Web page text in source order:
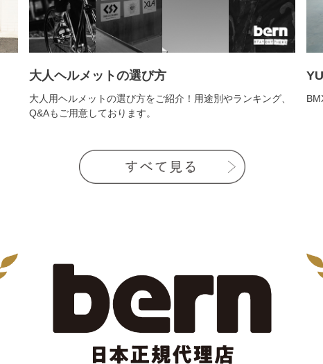
大人ヘルメットの選び方
大人用ヘルメットの選び方をご紹介！用途別やランキング、
Q&Aもご用意しております。